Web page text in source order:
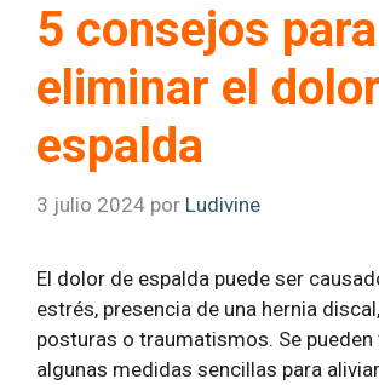
5 consejos para
eliminar el
espalda
3 julio 2024 por Ludivine
El dolor de espalda puede ser
estrés, presencia de una hernia
posturas o traumatismos. Se
algunas medidas sencillas para